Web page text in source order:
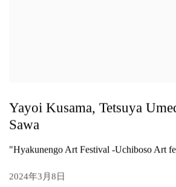
Yayoi Kusama, Tetsuya
Sawa
"Hyakunengo Art Festival -Uchiboso Art
2024年3月8日